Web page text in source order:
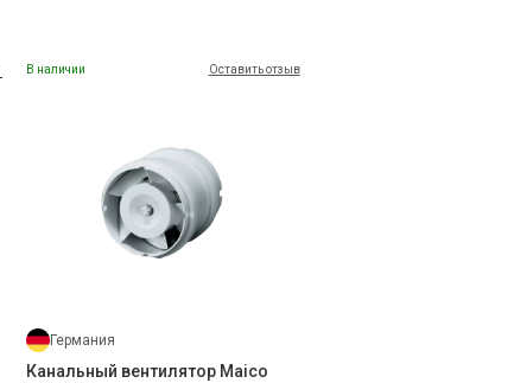
В наличии Оставить отзыв
Германия
Канальный вентилятор Maico